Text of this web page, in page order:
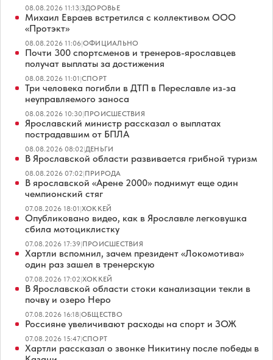
08.08.2026 11:13|ЗДОРОВЬЕ
Михаил Евраев встретился с коллективом ООО
«Протэкт»
08.08.2026 11:06|ОФИЦИАЛЬНО
Почти 300 спортсменов и тренеров-ярославцев
получат выплаты за достижения
08.08.2026 11:01|СПОРТ
Три человека погибли в ДТП в Переславле из-за
неуправляемого заноса
08.08.2026 10:30|ПРОИСШЕСТВИЯ
Ярославский министр рассказал о выплатах
пострадавшим от БПЛА
08.08.2026 08:02|ДЕНЬГИ
В Ярославской области развивается грибной туризм
08.08.2026 07:02|ПРИРОДА
В ярославской «Арене 2000» поднимут еще один
чемпионский стяг
07.08.2026 18:01|ХОККЕЙ
Опубликовано видео, как в Ярославле легковушка
сбила мотоциклистку
07.08.2026 17:39|ПРОИСШЕСТВИЯ
Хартли вспомнил, зачем президент «Локомотива»
один раз зашел в тренерскую
07.08.2026 17:02|ХОККЕЙ
В Ярославской области стоки канализации текли в
почву и озеро Неро
07.08.2026 16:18|ОБЩЕСТВО
Россияне увеличивают расходы на спорт и ЗОЖ
07.08.2026 15:47|СПОРТ
Хартли рассказал о звонке Никитину после победы в